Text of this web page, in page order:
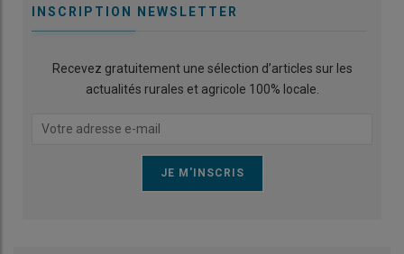
INSCRIPTION NEWSLETTER
Recevez gratuitement une sélection d’articles sur les
actualités rurales et agricole 100% locale.